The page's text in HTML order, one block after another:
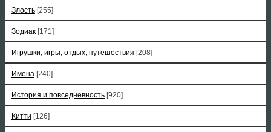
Злость [255]
Зодиак [171]
Игрушки, игры, отдых, путешествия [208]
Имена [240]
История и повседневность [920]
Китти [126]